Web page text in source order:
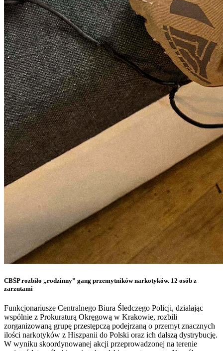
CBŚP rozbiło „rodzinny” gang przemytników narkotyków. 12 osób z
zarzutami
Funkcjonariusze Centralnego Biura Śledczego Policji, działając
wspólnie z Prokuraturą Okręgową w Krakowie, rozbili
zorganizowaną grupę przestępczą podejrzaną o przemyt znacznych
ilości narkotyków z Hiszpanii do Polski oraz ich dalszą dystrybucję.
W wyniku skoordynowanej akcji przeprowadzonej na terenie